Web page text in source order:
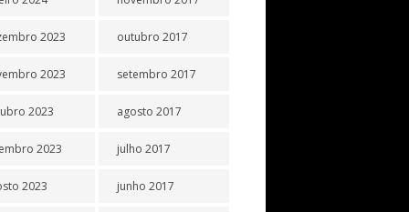
2023
2023
2023
2023
2023
outubro 2017
setembro 2017
agosto 2017
julho 2017
junho 2017